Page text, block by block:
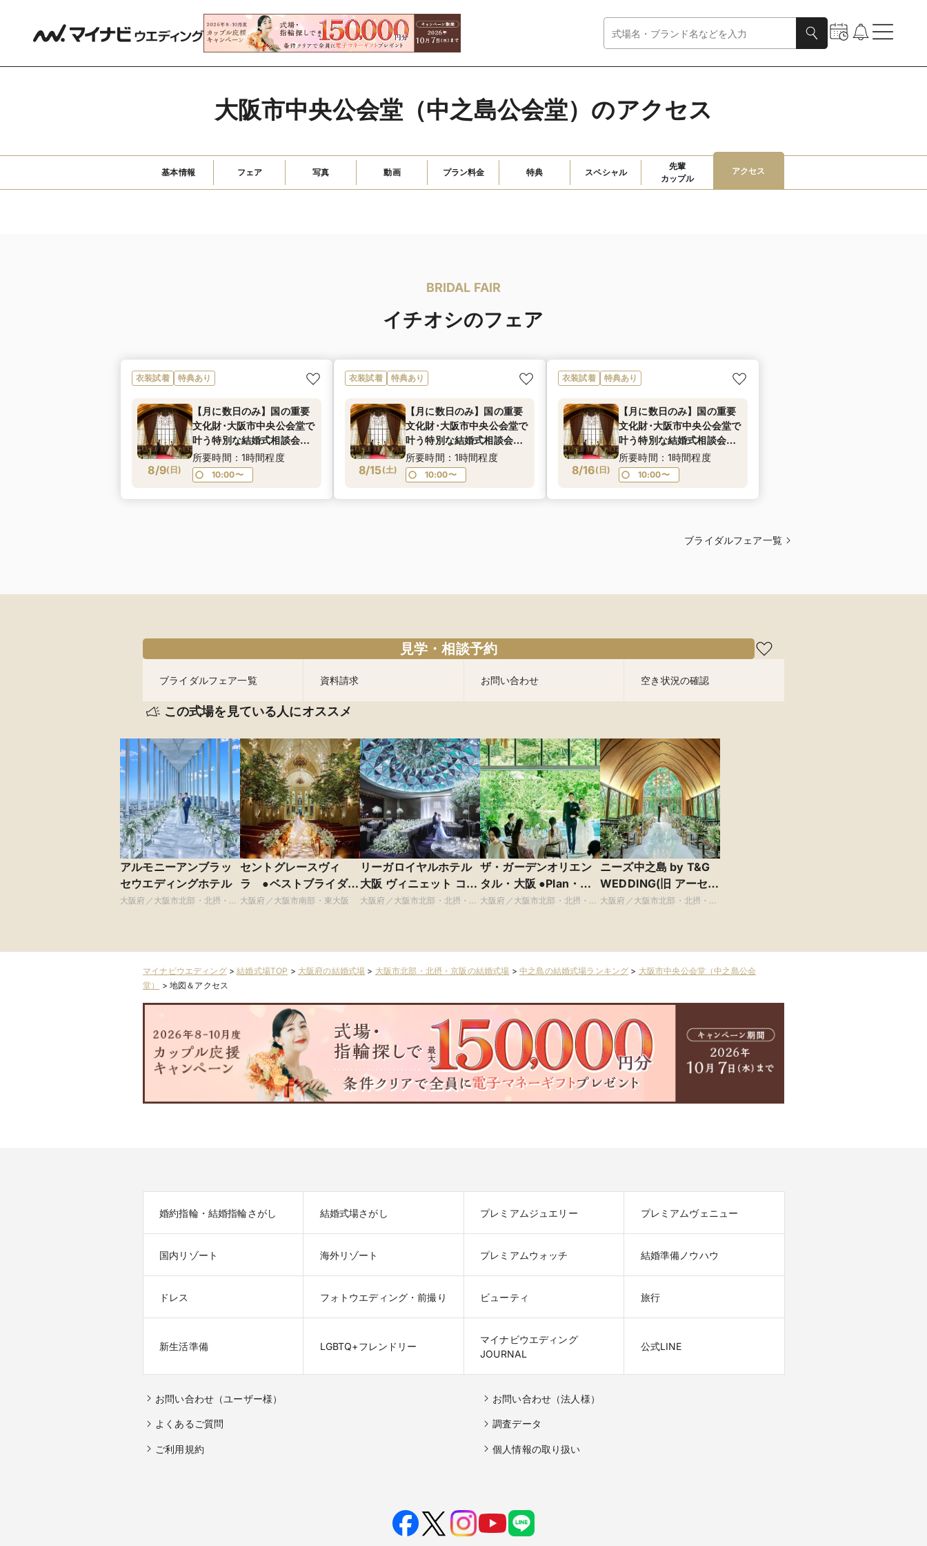
大阪市中央公会堂（中之島公会堂）のアクセス
基本情報 フェア 写真 動画 プラン料金 特典 スペシャル
先輩
カップル
アクセス
BRIDAL FAIR
イチオシのフェア
衣装試着 特典あり
8/9( 日)
【月に数日のみ】国の重要
文化財･大阪市中央公会堂で
叶う特別な結婚式相談会＠
ブライダルサロン★マイナ
ビ限定成約特典有★
所要時間：1時間程度
10:00〜
衣装試着 特典あり
8/15(土)
【月に数日のみ】国の重要
文化財･大阪市中央公会堂で
叶う特別な結婚式相談会＠
ブライダルサロン★マイナ
ビ限定成約特典有★
所要時間：1時間程度
10:00〜
衣装試着 特典あり
8/16( 日)
【月に数日のみ】国の重要
文化財･大阪市中央公会堂で
叶う特別な結婚式相談会＠
ブライダルサロン★マイナ
ビ限定成約特典有★
所要時間：1時間程度
10:00〜
ブライダルフェア一覧
見学・相談予約
ブライダルフェア一覧 資料請求 お問い合わせ 空き状況の確認
この式場を見ている人にオススメ
アルモニーアンブラッ
セウエディングホテル
大阪府／大阪市北部・北摂・京
セントグレースヴィ
ラ ●ベストブライダル
グループ
大阪府／大阪市南部・東大阪
リーガロイヤルホテル
大阪 ヴィニェット コレ
クション
大阪府／大阪市北部・北摂・京
ザ・ガーデンオリエン
タル・大阪 ●Plan・
Do・Seeグループ
大阪府／大阪市北部・北摂・京
ニーズ中之島 by T&G
WEDDING(旧 アーセン
ティア迎賓館 大阪)
大阪府／大阪市北部・北摂・京
マイナビウエディング>結婚式場TOP > 大阪府の結婚式場 > 大阪市北部・北摂・京阪の結婚式場 > 中之島の結婚式場ランキング > 大阪市中央公会堂（中之島公会
堂）
> 地図＆アクセス
婚約指輪・結婚指輪さがし 結婚式場さがし プレミアムジュエリー プレミアムヴェニュー
国内リゾート 海外リゾート プレミアムウォッチ 結婚準備ノウハウ
ドレス フォトウエディング・前撮り ビューティ 旅行
新生活準備 LGBTQ+フレンドリー
マイナビウエディング
JOURNAL
公式LINE
お問い合わせ（ユーザー様） お問い合わせ（法人様）
よくあるご質問 調査データ
ご利用規約 個人情報の取り扱い